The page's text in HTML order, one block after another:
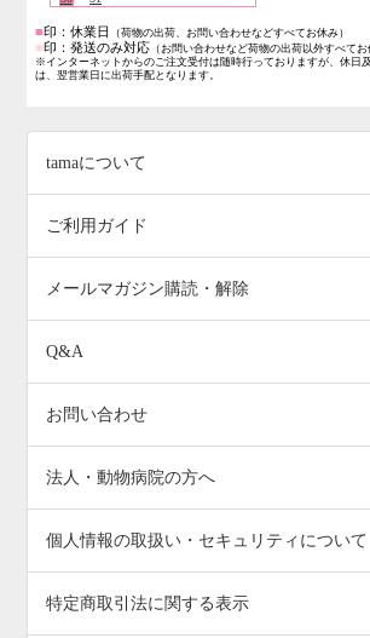
■印：休業日 （荷物の出荷、お問い合わせなどすべてお休み）
■印：発送のみ対応 （お問い合わせなど荷物の出荷以外すべてお
※インターネットからのご注文受付は随時行っておりますが、休日
は、翌営業日に出荷手配となります。
tamaについて
ご利用ガイド
メールマガジン購読・解除
Q&A
お問い合わせ
法人・動物病院の方へ
個人情報の取扱い・セキュリティについて
特定商取引法に関する表示